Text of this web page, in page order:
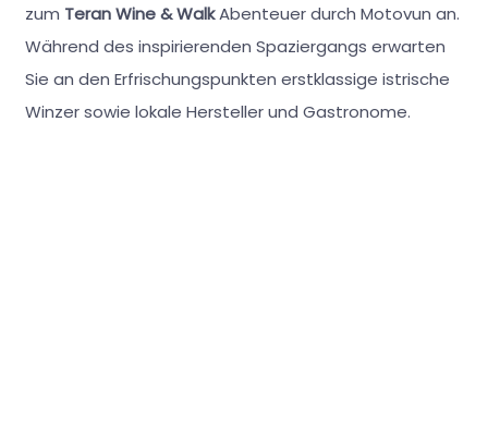
zum Teran Wine & WalkAbenteuer durch Motovun an.
Während des inspirierenden Spaziergangs erwarten
Sie an den Erfrischungspunkten erstklassige istrische
Winzer sowie lokale Hersteller und Gastronome.